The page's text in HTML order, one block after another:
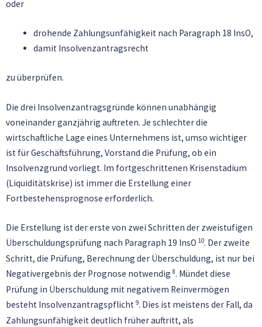
oder
drohende Zahlungsunfähigkeit nach Paragraph 18 InsO,
damit Insolvenzantragsrecht
zu überprüfen.
Die drei Insolvenzantragsgründe können unabhängig
voneinander ganzjährig auftreten. Je schlechter die
wirtschaftliche Lage eines Unternehmens ist, umso wichtiger
ist für Geschäftsführung, Vorstand die Prüfung, ob ein
Insolvenzgrund vorliegt. Im fortgeschrittenen Krisenstadium
(Liquiditätskrise) ist immer die Erstellung einer
Fortbestehensprognose erforderlich.
Die Erstellung ist der erste von zwei Schritten der zweistufigen
Überschuldungsprüfung nach Paragraph 19 InsO 10. Der zweite
Schritt, die Prüfung, Berechnung der Überschuldung, ist nur bei
Negativergebnis der Prognose notwendig 8. Mündet diese
Prüfung in Überschuldung mit negativem Reinvermögen
besteht Insolvenzantragspflicht 9. Dies ist meistens der Fall, da
Zahlungsunfähigkeit deutlich früher auftritt, als